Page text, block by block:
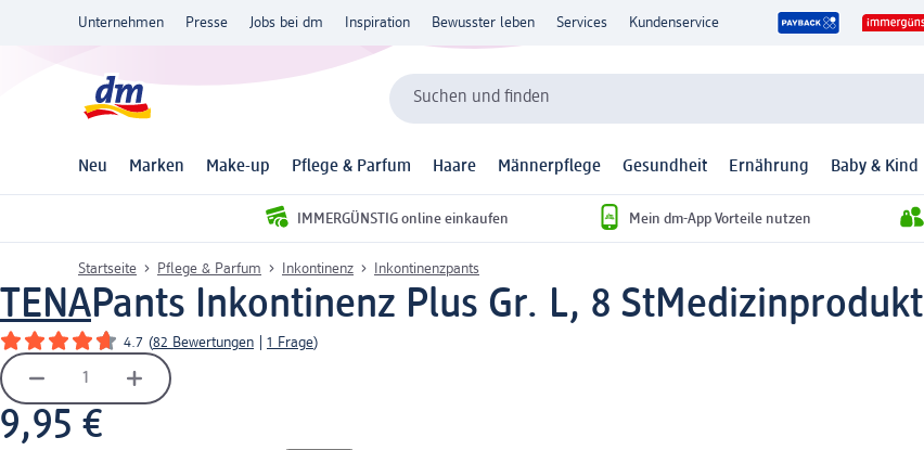
Unternehmen Presse Jobs bei dm Inspiration Bewusster leben Services Kundenservice
Suchen und finden
Neu Marken Make-up Pflege & Parfum Haare Männerpflege Gesundheit Ernährung Baby & Kind
IMMERGÜNSTIG online einkaufen Mein dm-App Vorteile nutzen
Startseite Pflege & Parfum Inkontinenz Inkontinenzpants
TENAPants Inkontinenz Plus Gr. L, 8 StMedizinprodukt
4.7 (82 Bewertungen 1 Frage)
9,95 €